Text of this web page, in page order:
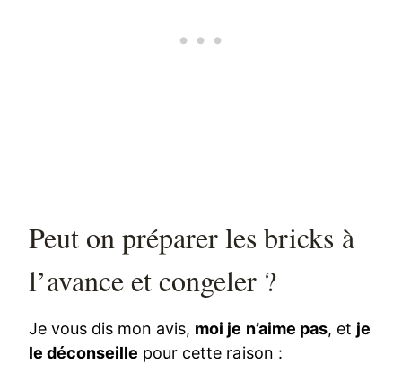
Peut on préparer les bricks à
l’avance et congeler ?
Je vous dis mon avis, moi je n’aime pas, et je
le déconseille pour cette raison :